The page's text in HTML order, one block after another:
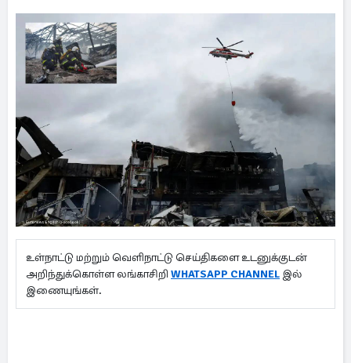
உள்நாட்டு மற்றும் வெளிநாட்டு செய்திகளை உடனுக்குடன்
அறிந்துக்கொள்ள லங்காசிறி WHATSAPP CHANNEL இல்
இணையுங்கள்.